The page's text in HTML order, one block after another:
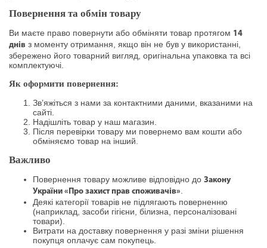
Повернення та обмін товару
Ви маєте право повернути або обміняти товар протягом 14
днів з моменту отримання, якщо він не був у використанні,
збережено його товарний вигляд, оригінальна упаковка та всі
комплектуючі.
Як оформити повернення:
Зв’яжіться з нами за контактними даними, вказаними на
сайті.
Надішліть товар у наш магазин.
Після перевірки товару ми повернемо вам кошти або
обміняємо товар на інший.
Важливо
Повернення товару можливе відповідно до Закону
України «Про захист прав споживачів».
Деякі категорії товарів не підлягають поверненню
(наприклад, засоби гігієни, білизна, персоналізовані
товари).
Витрати на доставку повернення у разі зміни рішення
покупця оплачує сам покупець.